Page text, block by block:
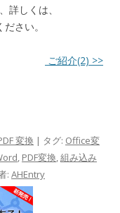
詳しくは、
さい。
ご紹介(2) >>
変換 | タグ: Office変
, PDF変換,組み込み
: AHEntry